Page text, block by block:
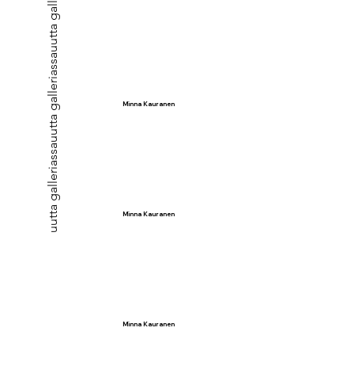
uutta galleriassa
Minna Kauranen
Minna Kauranen
Minna Kauranen